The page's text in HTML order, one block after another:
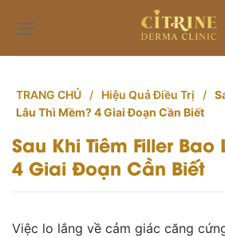
content
TRANG CHỦ / Hiệu Quả Điều Trị /
Lâu Thì Mềm? 4 Giai Đoạn Cần Biết
Sau Khi Tiêm Filler Bao
4 Giai Đoạn Cần Biết
Việc lo lắng về cảm giác căng